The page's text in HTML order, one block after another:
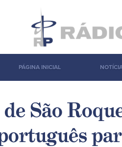
PÁGINA INICIAL
São